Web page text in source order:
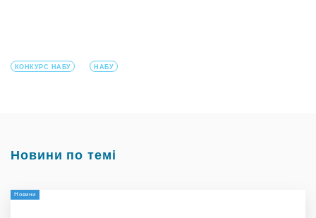
КОНКУРС НАБУ НАБУ
Новини по темі
Новини